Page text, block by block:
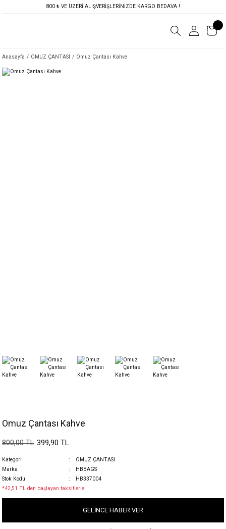
800 ₺ VE ÜZERİ ALIŞVERİŞLERİNİZDE KARGO BEDAVA !
Anasayfa OMUZ ÇANTASI Omuz Çantası Kahve
Omuz Çantası Kahve
800,00 TL 399,90 TL
Kategori
OMUZ ÇANTASI
Marka
HBBAGS
Stok Kodu
HB337004
*42,51 TL den başlayan taksitlerle!
GELİNCE HABER VER